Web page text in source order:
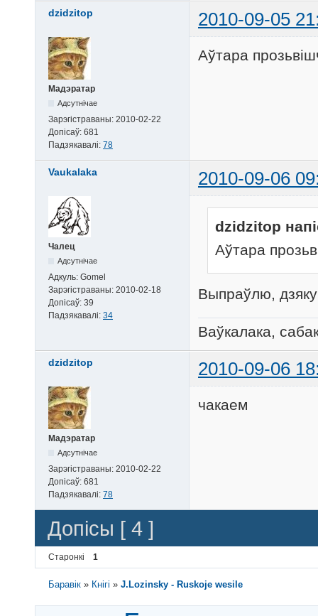
dzidzitop 2010-09-05
Мадэратар
Адсутнічае
Зарэгістраваны: 2010-02-22
Допісаў: 681
Падзякавалі: 78
Аўтара
Vaukalaka 2010-09-06
Чалец
Адсутнічае
Адкуль: Gomel
Зарэгістраваны: 2010-02-18
Допісаў: 39
Падзякавалі: 34
dzidzitop
Аўтара
Выпраўлю,
Ваўкалака,
dzidzitop 2010-09-06
Мадэратар
Адсутнічае
Зарэгістраваны: 2010-02-22
Допісаў: 681
Падзякавалі: 78
чакаем
Допісы [ 4 ]
Старонкі 1
Баравік » Кнігі »J.Lozinsky - Ruskoje wesile